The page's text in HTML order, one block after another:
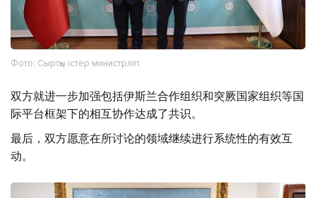
Фото: Сыртқы істер министрлігі
双方就进一步加强包括伊斯兰合作组织和突厥国家组织等国
际平台框架下的相互协作达成了共识。
最后，双方愿意在所讨论的领域继续进行系统性的有效互
动。